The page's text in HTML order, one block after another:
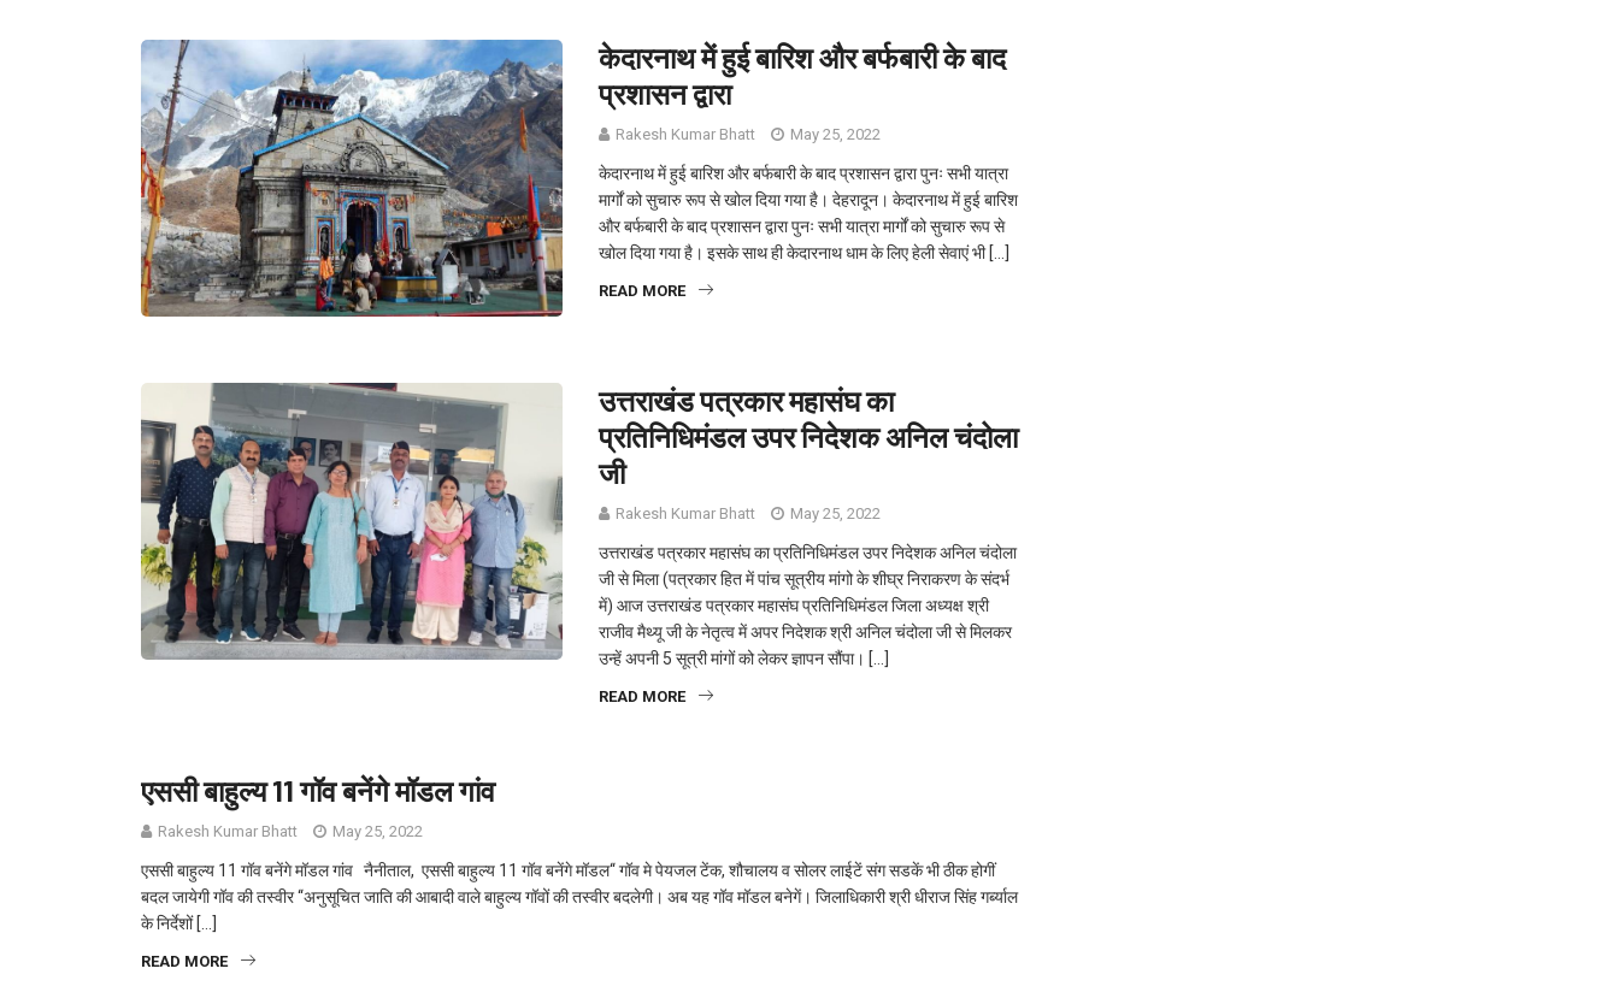
केदारनाथ में हुई बारिश और बर्फबारी के बाद
प्रशासन द्वारा
Rakesh Kumar Bhatt May 25, 2022
केदारनाथ में हुई बारिश और बर्फबारी के बाद प्रशासन द्वारा पुनः सभी यात्रा
मार्गों को सुचारु रूप से खोल दिया गया है। देहरादून। केदारनाथ में हुई बारिश
और बर्फबारी के बाद प्रशासन द्वारा पुनः सभी यात्रा मार्गों को सुचारु रूप से
खोल दिया गया है। इसके साथ ही केदारनाथ धाम के लिए हेली सेवाएं भी […]
READ MORE
उत्तराखंड पत्रकार महासंघ का
प्रतिनिधिमंडल उपर निदेशक अनिल चंदोला
जी
Rakesh Kumar Bhatt May 25, 2022
उत्तराखंड पत्रकार महासंघ का प्रतिनिधिमंडल उपर निदेशक अनिल चंदोला
जी से मिला (पत्रकार हित में पांच सूत्रीय मांगो के शीघ्र निराकरण के संदर्भ
में) आज उत्तराखंड पत्रकार महासंघ प्रतिनिधिमंडल जिला अध्यक्ष श्री
राजीव मैथ्यू जी के नेतृत्व में अपर निदेशक श्री अनिल चंदोला जी से मिलकर
उन्हें अपनी 5 सूत्री मांगों को लेकर ज्ञापन सौंपा। […]
READ MORE
एससी बाहुल्य 11 गॉव बनेंगे मॉडल गांव
Rakesh Kumar Bhatt May 25, 2022
एससी बाहुल्य 11 गॉव बनेंगे मॉडल गांव नैनीताल, एससी बाहुल्य 11 गॉव बनेंगे मॉडल‘‘ गॉव मे पेयजल टेंक, शौचालय व सोलर लाईटें संग सडकें भी ठीक होगीं
बदल जायेगी गॉव की तस्वीर ‘‘अनुसूचित जाति की आबादी वाले बाहुल्य गॉवों की तस्वीर बदलेगी। अब यह गॉव मॉडल बनेगें। जिलाधिकारी श्री धीराज सिंह गर्ब्याल
के निर्देशों […]
READ MORE